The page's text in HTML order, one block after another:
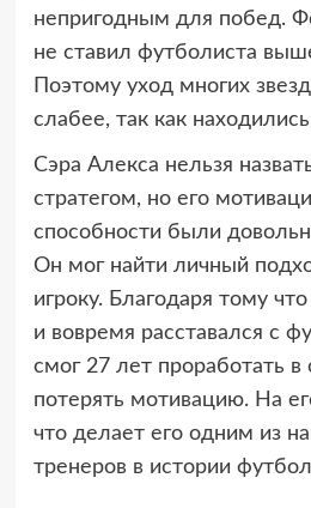
непригодным для побед.
не ставил футболиста
Поэтому уход многих
слабее, так как
Сэра Алекса нельзя
стратегом, но его
способности были
Он мог найти личный
игроку. Благодаря тому
и вовремя расставался с
смог 27 лет проработать
потерять мотивацию. На
что делает его одним из
тренеров в истории